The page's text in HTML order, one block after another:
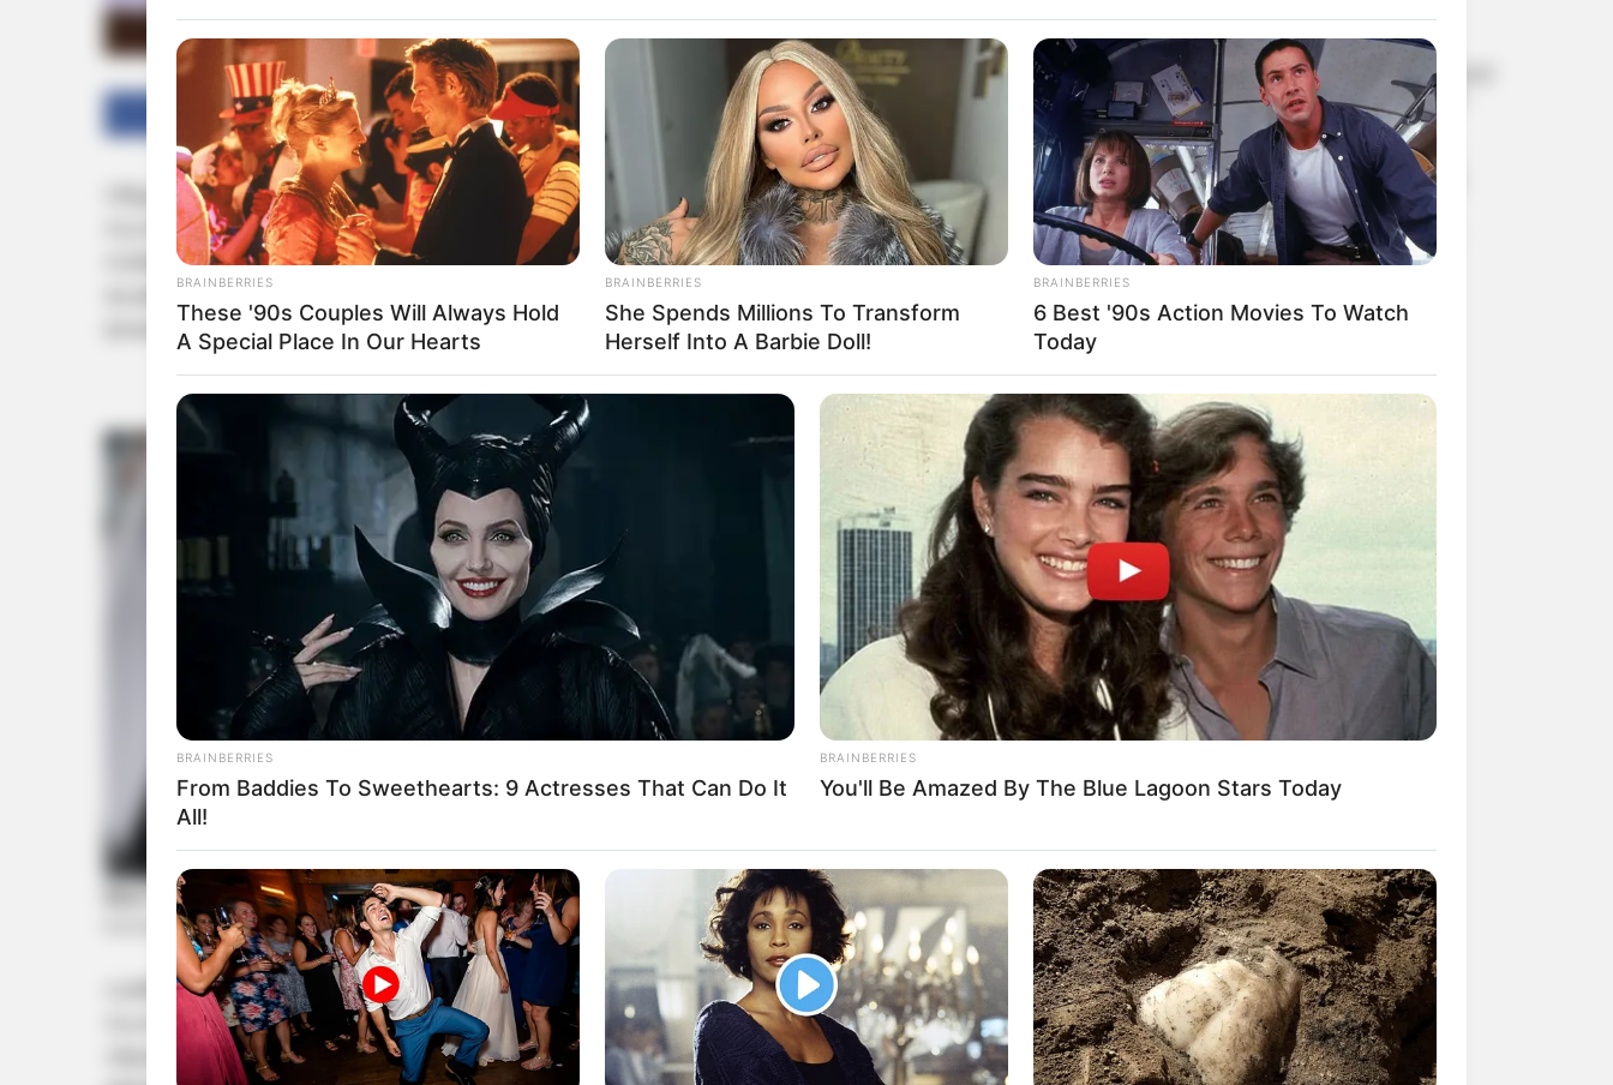
Facebook Twitter WhatsApp
ന്യൂഡല്‍ഹി: ഇടത്-വലത് മുന്നണികളില്‍ നിന്ന് കേരളം മോചനം ആഗ്രഹിക്കുന്നതായി ബിജെപി
സംസ്ഥാന അദ്ധ്യക്ഷന്‍ കുമ്മനം രാജശേഖരന്‍. അഞ്ച് വര്‍ഷം അധികാരത്തിലിരുന്ന യുഡിഎഫ്
സര്‍ക്കാര്‍ സ്വന്തം കീശ വീര്‍പ്പിക്കാനാണ് ശ്രമിച്ചതെന്നും സിപിഎമ്മിന്റെ ഉന്‍മൂലന
നേരെ അക്രമം നടന്നതെന്നും കുമ്മനം പറഞ്ഞു.
ഡല്‍ഹിയില്‍ ബിജെപി കേന്ദ്രനേതാക്കളുമായി നടത്തിയ ചര്‍ച്ചകള്‍ക്ക് ശേഷം മാദ്ധ്യമങ്ങളോട്
സംസാരിക്കുകയായിരുന്നു അദ്ദേഹം. ഇരുമുന്നണികളും മാറി മാറി ഭരിച്ചിട്ടും കേരളം നേരിടുന്ന
വികസന മുരടിപ്പിനെതിരേ വലിയ അഭിപ്രായം ഉയര്‍ന്നിട്ടുണ്ട്. യുഡിഎഫ് അഞ്ച് കൊല്ലം
വിസ അപേക്ഷയില്‍
വ്യാജവിവരം; പാക്
ഓള്‍റൗണ്ടര്‍ ഹംസ നാസറിന്
രണ്ട് വര്‍ഷം വിലക്ക്, വന്‍
പിഴയും
പോപ്പുലർ ഫ്രണ്ട് ഭീകരർ
പ്രതികളായ ശ്യാമപ്രസാദ്
വധക്കേസ്: അഡ്വ. പി.
പ്രേമരാജൻ സ്പെഷ്യൽ
പബ്ലിക് പ്രോസിക്യൂട്ടർ
ഐക്യദാർഢ്യം, നീതി
അട്ടിമറിക്കെതിരെ
യുവമോർച്ചയുടെ
സെക്രട്ടേറിയറ്റ് മാർച്ച്
BRAINBERRIES
These '90s Couples Will Always Hold
A Special Place In Our Hearts
BRAINBERRIES
She Spends Millions To Transform
Herself Into A Barbie Doll!
BRAINBERRIES
6 Best '90s Action Movies To Watch
Today
BRAINBERRIES
From Baddies To Sweethearts: 9 Actresses That Can Do It
All!
BRAINBERRIES
You'll Be Amazed By The Blue Lagoon Stars Today